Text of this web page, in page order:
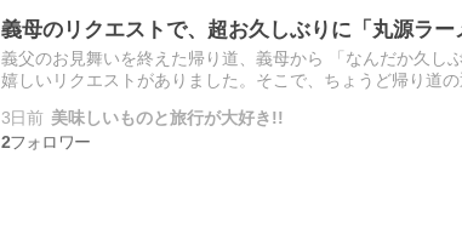
義母のリクエストで、超お久しぶりに「丸源ラー
義父のお見舞いを終えた帰り道、義母から 「なんだか久し
嬉しいリクエストがありました。そこで、ちょうど帰り道
3日前 美味しいものと旅行が大好き!!
2